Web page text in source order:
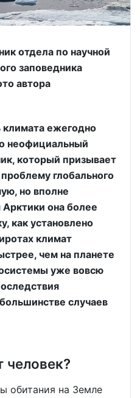
отдела по научной
заповедника
автора
ежегодно
неофициальный
который призывает
глобального
но вполне
Арктики она более
как установлено
климат
чем на планете
уже вовсю
случаев
человек?
обитания на Земле